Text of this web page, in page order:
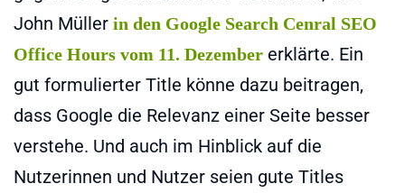
John Müller in den Google Search Cenral SEO
Office Hours vom 11. Dezember erklärte. Ein
gut formulierter Title könne dazu beitragen,
dass Google die Relevanz einer Seite besser
verstehe. Und auch im Hinblick auf die
Nutzerinnen und Nutzer seien gute Titles